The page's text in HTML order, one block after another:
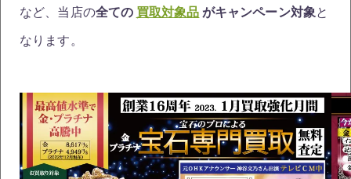
など、当店の全ての 買取対象品 がキャンペーン対象と
なります。